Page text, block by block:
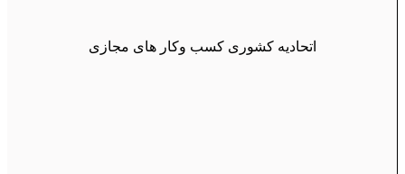
اتحادیه کشوری کسب وکار های مجازی